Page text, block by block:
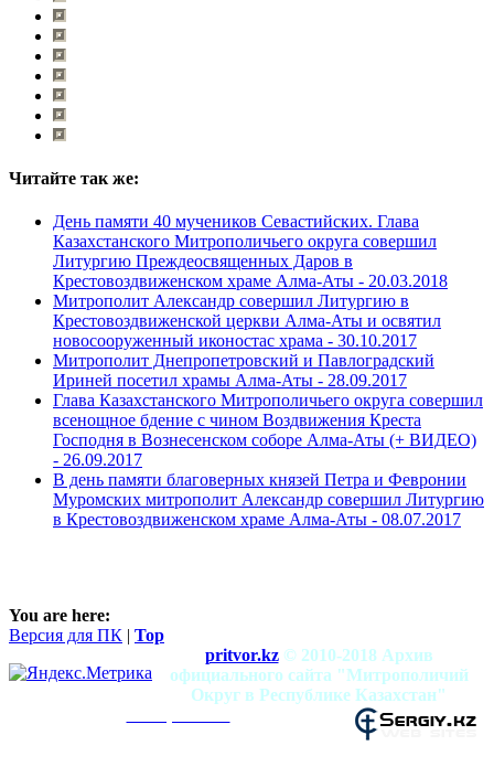
Читайте так же:
День памяти 40 мучеников Севастийских. Глава
Казахстанского Митрополичьего округа совершил
Литургию Преждеосвященных Даров в
Крестовоздвиженском храме Алма-Аты - 20.03.2018
Митрополит Александр совершил Литургию в
Крестовоздвиженской церкви Алма-Аты и освятил
новосооруженный иконостас храма - 30.10.2017
Митрополит Днепропетровский и Павлоградский
Ириней посетил храмы Алма-Аты - 28.09.2017
Глава Казахстанского Митрополичьего округа совершил
всенощное бдение с чином Воздвижения Креста
Господня в Вознесенском соборе Алма-Аты (+ ВИДЕО)
- 26.09.2017
В день памяти благоверных князей Петра и Февронии
Муромских митрополит Александр совершил Литургию
в Крестовоздвиженском храме Алма-Аты - 08.07.2017
You are here:
Версия для ПК | Top
pritvor.kz © 2010-2018 Архив
официального сайта "Митрополичий
Округ в Республике Казахстан"